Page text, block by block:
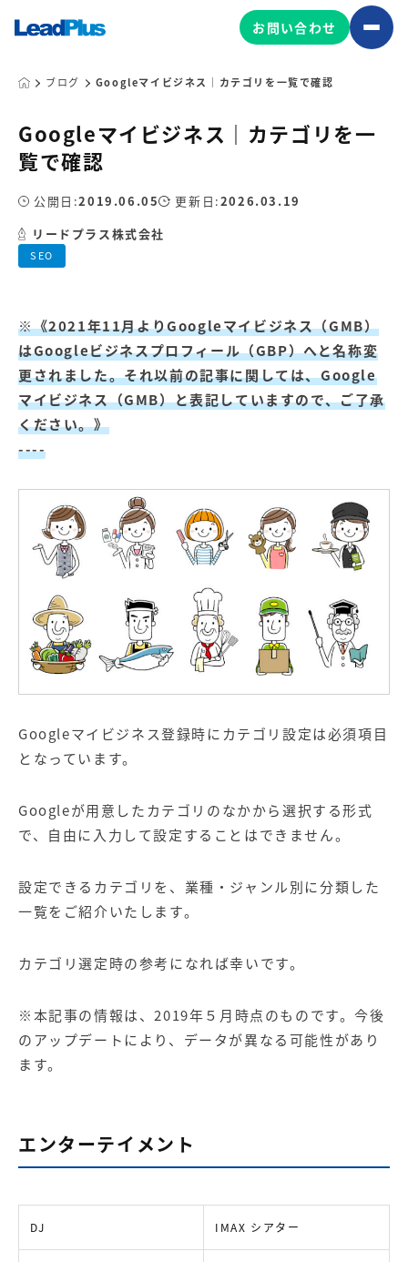
広告プロモーション
MA/CRM/SFA導入・運用
Web制作
マーケティングコンサルティング
Leadplus One
ボード
マーケティングサービスの製品
【店舗型ビジネス向け】エリ
ア
【金融機関向け】マーケティ
サービス
広告プロモーションの製品
【クリニック向け】新規集患
Web広告サービス
【歯科業界向け】新規集患
Web広告パッケージ
【塾・個別塾業界向け】新規
サイトアクセス増加パッケー
WEBプラス
お問い合わせ
ブログ Googleマイビジネス｜カテゴリを一覧で確認
Googleマイビジネス｜カテゴリを一
覧で確認
SEO
公開日:2019.06.05 更新日:2026.03.19
リードプラス株式会社
※《2021年11月よりGoogleマイビジネス（GMB）
はGoogleビジネスプロフィール（GBP）へと名称変
更されました。それ以前の記事に関しては、Google
マイビジネス（GMB）と表記していますので、ご了承
ください。》
----
Googleマイビジネス登録時にカテゴリ設定は必須項目
となっています。
Googleが用意したカテゴリのなかから選択する形式
で、自由に入力して設定することはできません。
設定できるカテゴリを、業種・ジャンル別に分類した
一覧をご紹介いたします。
カテゴリ選定時の参考になれば幸いです。
※本記事の情報は、2019年５月時点のものです。今後
のアップデートにより、データが異なる可能性があり
ます。
エンターテイメント
DJ IMAX シアター